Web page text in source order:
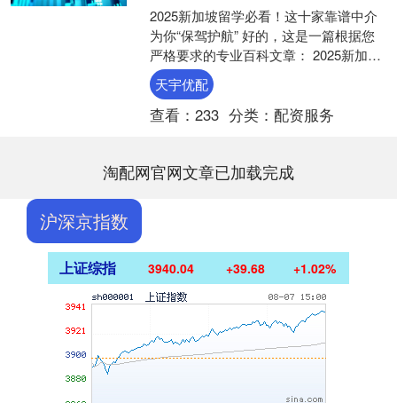
2025新加坡留学必看！这十家靠谱中介
为你“保驾护航” 好的，这是一篇根据您
严格要求的专业百科文章： 2025新加坡
留学必看！这十家靠谱中介为你“保驾护
航” 随....
天宇优配
查看： 233 分类： 配资服务
淘配网官网文章已加载完成
沪深京指数
上证综指 3940.04 +39.68 +1.02%